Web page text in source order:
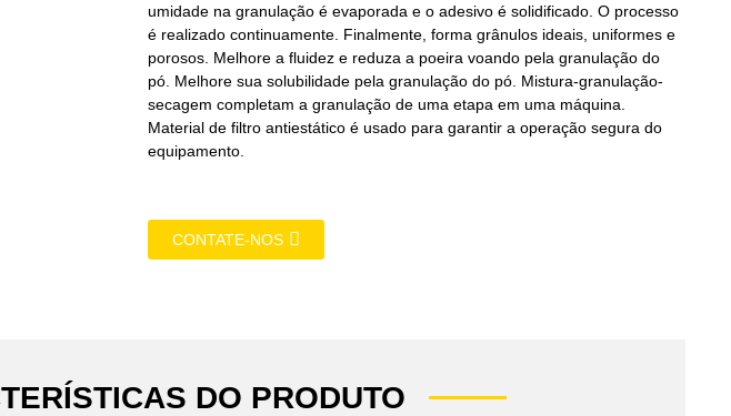
umidade na granulação é evaporada e o adesivo é solidificado. O processo
é realizado continuamente. Finalmente, forma grânulos ideais, uniformes e
porosos. Melhore a fluidez e reduza a poeira voando pela granulação do
pó. Melhore sua solubilidade pela granulação do pó. Mistura-granulação-
secagem completam a granulação de uma etapa em uma máquina.
Material de filtro antiestático é usado para garantir a operação segura do
equipamento.
CONTATE-NOS
DO PRODUTO